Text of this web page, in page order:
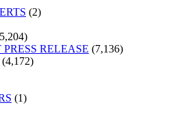
(2)
RELEASE (7,136)
(4,172)
(1)